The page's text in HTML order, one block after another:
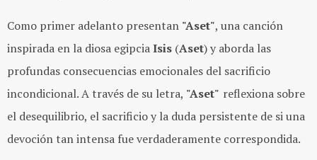
Como primer adelanto presentan "Aset", una canción
inspirada en la diosa egipciaIsis (Aset) y aborda las
profundas consecuencias emocionales del sacrificio
incondicional. A través de su letra, "Aset" reflexiona sobre
el desequilibrio, el sacrificio y la duda persistente de si una
devoción tan intensa fue verdaderamente correspondida.